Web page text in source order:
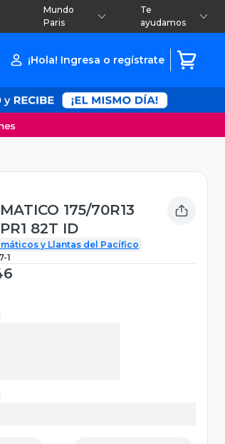
Mundo
Paris
Te
ayudamos
¡Hola! Ingresa o regístrate
175/70R13
82T ID
y Llantas del Pacífico
1